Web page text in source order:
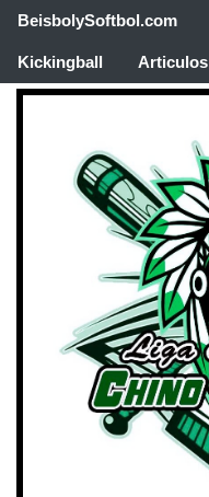
BeisbolySoftbol.com
Kickingball Articulos